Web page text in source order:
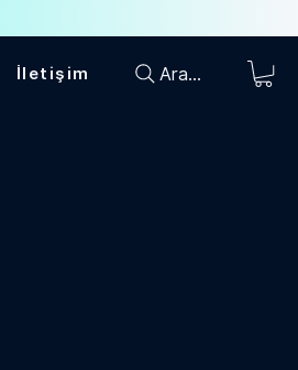
İletişim Ara...